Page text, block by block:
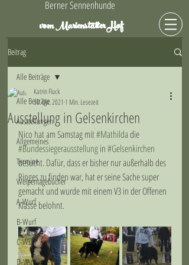
Berner Sennenhunde
vom MarienstätterHof
Beitrag
Alle Beiträge
Ausstellungen
Allgemeines
Termine
Welpentagebücher
A-Wurf
B-Wurf
C-Wurf
D-Wurf
Alle Beiträge
Ausstellung in Gelsenkirchen
Katrin Fluck
30. Okt. 2021 1 Min. Lesezeit
Nico hat am Samstag mit #Mathilda die
#Bundessiegerausstellung in #Gelsenkirchen
besucht. Dafür, dass er bisher nur außerhalb des
Ringes zu finden war, hat er seine Sache super
gemacht und wurde mit einem V3 in der Offenen
Klasse belohnt.